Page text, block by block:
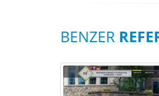
BENZER